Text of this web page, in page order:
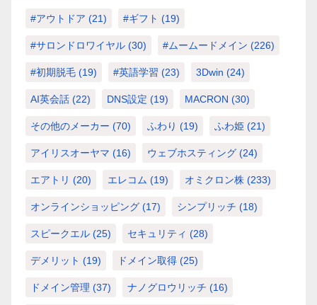
#アウトドア (21) #ギフト (19)
#サロンドロワイヤル (30) #ムームードメイン (226)
#初期脱毛 (19) #英語学習 (23) 3Dwin (24)
AI英会話 (22) DNS設定 (19) MACRON (30)
その他のメーカー (70) ふわり (19) ふわ姫 (21)
アイリスオーヤマ (16) ウェブホスティング (24)
エアトリ (20) エレコム (19) オミクロン株 (233)
オンラインショッピング (17) シンプリッチ (18)
スピークエル (25) セキュリティ (28)
デメリット (19) ドメイン取得 (25)
ドメイン管理 (37) ナノグロウリッチ (16)